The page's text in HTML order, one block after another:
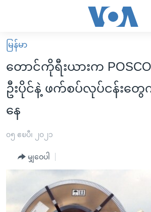
လွယ်ကူ
စေ
သည့်
Link
များ
ပင်မ
မူလစာမျက်နှာ
မြန်မာ
ကမ္ဘာ့သတင်းများ
နိုင်ငံတကာ
အစ္စရေး-ပါလက်စတိုင်း
ဗွီဒီယို
အင်္ဂလိပ်စာလေ့လာမယ်
အမေရိကန်သုံးအီဒီယံ
မကြေးမုံရဲ့ အင်္ဂလိပ်စာ
အပတ်စဉ်ကဏ္ဍများ
ရေဒီယို
ရေဒီယိုနှင့်ရုပ်သံ အချက်အလက်များ
မြန်မာ
တောင်ကိုရီးယားက
ဦးပိုင်နဲ့ ဖက်စပ်လုပ်ငန်းတွ
နေ
၀၅ ဧၿပီ၊ ၂၀၂၁
မျှဝေပါ